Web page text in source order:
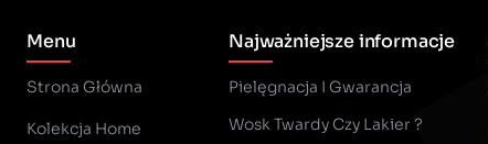
Menu
Strona Główna
Kolekcja Home
Najważniejsze informacje
Pielęgnacja I Gwarancja
Wosk Twardy Czy Lakier ?